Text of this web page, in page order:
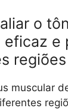
o
eficaz e
muscular